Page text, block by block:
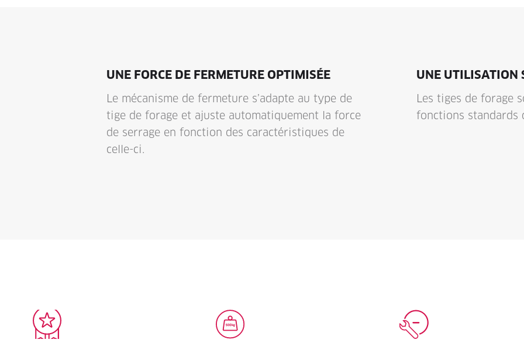
UNE FORCE DE FERMETURE OPTIMISÉE
Le mécanisme de fermeture s’adapte au type de
tige de forage et ajuste automatiquement la force
de serrage en fonction des caractéristiques de
celle-ci.
UNE UTILISATION
Les tiges de forage
fonctions standards